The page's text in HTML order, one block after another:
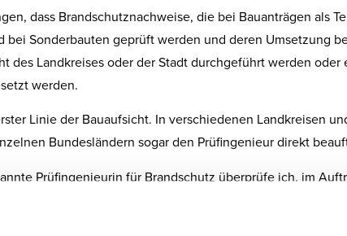
dass Brandschutznachweise, die bei Bauanträgen als
bei Sonderbauten geprüft werden und deren Umsetzung
des Landkreises oder der Stadt durchgeführt werden
werden.
Linie der Bauaufsicht. In verschiedenen Landkreisen
Bundesländern sogar den Prüfingenieur direkt
Prüfingenieurin für Brandschutz überprüfe ich, im
Brandschutznachweises und bescheinige die